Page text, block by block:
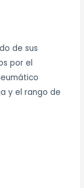
de sus
por el
y el rango de